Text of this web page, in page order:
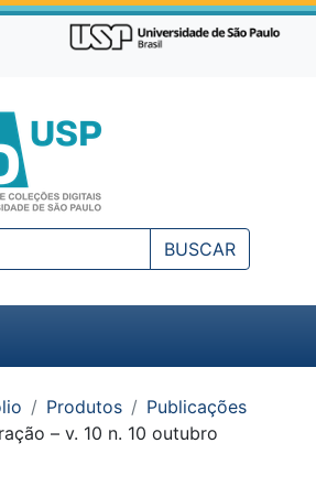
do site
BUSCAR
Produtos
Publicações
– v. 10 n. 10 outubro